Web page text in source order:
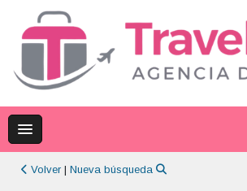
Volver |Nueva búsqueda